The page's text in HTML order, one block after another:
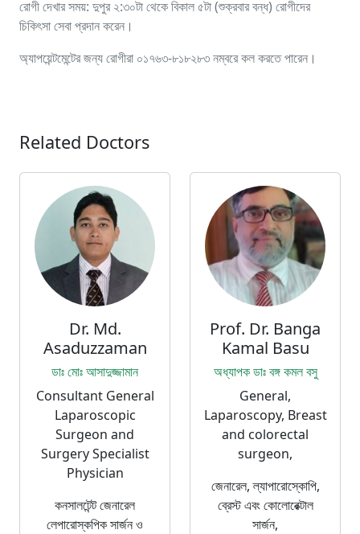
রোগী দেখার সময়: দুপুর ২:৩০টা থেকে বিকাল ৫টা (শুক্রবার বন্ধ) রোগীদের
চিকিৎসা সেবা প্রদান করেন।
অ্যাপয়েন্টমেন্টের জন্য রোগীরা ০১৭৬৩-৮১৮২৮৩ নম্বরে কল করতে পারেন।
Related Doctors
Dr. Md.
Asaduzzaman
ডাঃ মোঃ আসাদুজ্জামান
Consultant General
Laparoscopic
Surgeon and
Surgery Specialist
Physician
কনসালটেন্ট জেনারেল
লেপারোস্কপিক সার্জন ও
Prof. Dr. Banga
Kamal Basu
অধ্যাপক ডাঃ বঙ্গ কমল বসু
General,
Laparoscopy, Breast
and colorectal
surgeon,
জেনারেল, ল্যাপারোস্কোপি,
ব্রেস্ট এবং কোলোরেক্টাল
সার্জন,